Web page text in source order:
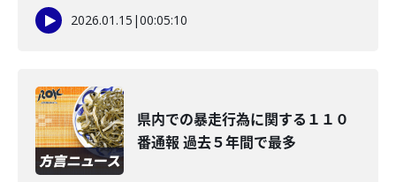
2026.01.15 |00:05:10
県内での暴走行為に関する１１０
番通報 過去５年間で最多